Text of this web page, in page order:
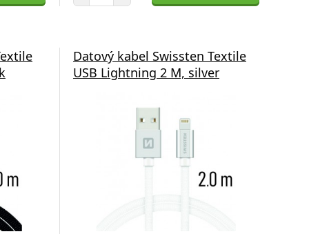
Datový kabel Swissten Textile
USB Lightning 2 M, silver